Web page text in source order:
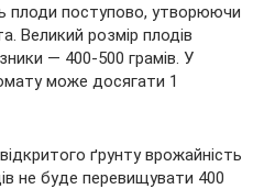
плоди поступово, утворюючи
Великий розмір плодів
— 400-500 грамів. У
може досягати 1
ґрунту врожайність
не буде перевищувати 400